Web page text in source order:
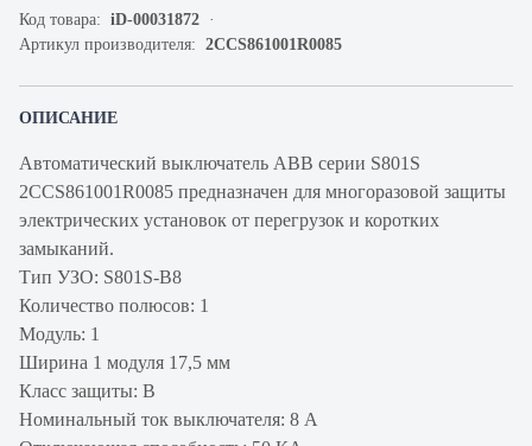
Код товара: iD-00031872
Артикул производителя: 2CCS861001R0085
ОПИСАНИЕ
Автоматический выключатель ABB серии S801S
2CCS861001R0085 предназначен для многоразовой защиты
электрических установок от перегрузок и коротких
замыканий.
Тип УЗО: S801S-B8
Количество полюсов: 1
Модуль: 1
Ширина 1 модуля 17,5 мм
Класс защиты: В
Номинальный ток выключателя: 8 А